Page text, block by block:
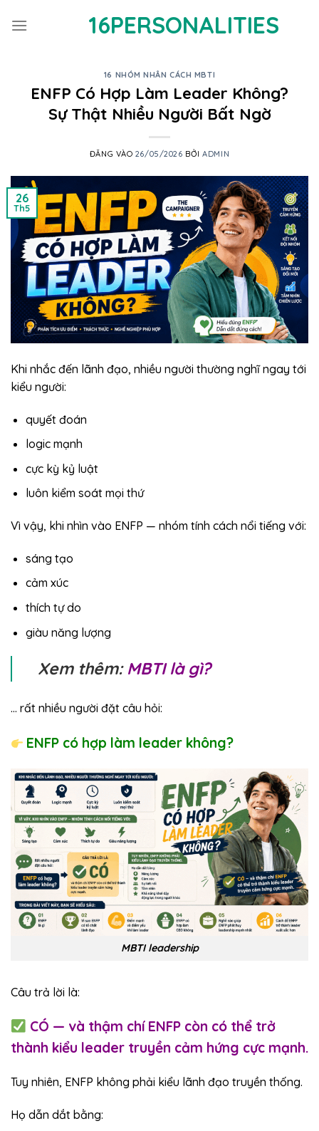
qua
16PERSONALITIES
16 NHÓM NHÂN CÁCH MBTI
ENFP Có Hợp Làm Leader Không?
Sự Thật Nhiều Người Bất Ngờ
ĐĂNG VÀO 26/05/2026 BỞIADMIN
26
Th5
Khi nhắc đến lãnh đạo, nhiều người thường nghĩ ngay tới
kiểu người:
quyết đoán
logic mạnh
cực kỳ kỷ luật
luôn kiểm soát mọi thứ
Vì vậy, khi nhìn vào ENFP — nhóm tính cách nổi tiếng với:
sáng tạo
cảm xúc
thích tự do
giàu năng lượng
Xem thêm: MBTI là gì?
… rất nhiều người đặt câu hỏi:
ENFP có hợp làm leader không?
MBTI leadership
Câu trả lời là:
CÓ — và thậm chí ENFP còn có thể trở
thành kiểu leader truyền cảm hứng cực mạnh.
Tuy nhiên, ENFP không phải kiểu lãnh đạo truyền thống.
Họ dẫn dắt bằng: